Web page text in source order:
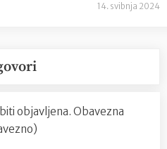
14. svibnja 2024
objavljena. Obavezna